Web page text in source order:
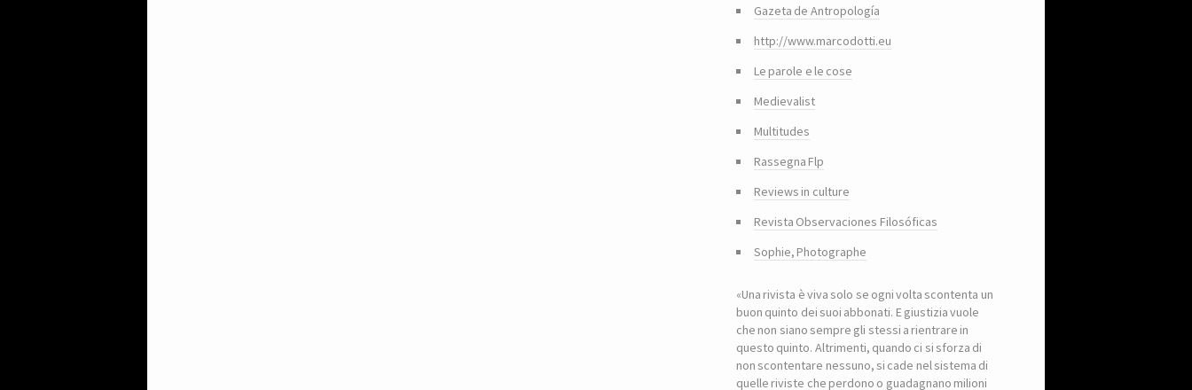
Gazeta de Antropología
http://www.marcodotti.eu
Le parole e le cose
Medievalist
Multitudes
Rassegna Flp
Reviews in culture
Revista Observaciones Filosóficas
Sophie, Photographe
«Una rivista è viva solo se ogni volta scontenta un
buon quinto dei suoi abbonati. E giustizia vuole
che non siano sempre gli stessi a rientrare in
questo quinto. Altrimenti, quando ci si sforza di
non scontentare nessuno, si cade nel sistema di
quelle riviste che perdono o guadagnano milioni